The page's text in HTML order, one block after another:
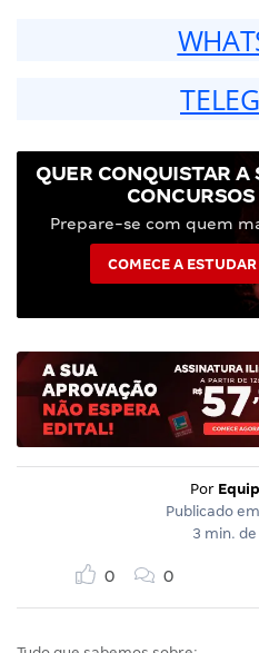
QUER CONQUISTAR A
Prepare-se com quem
COMECE A
Por
Publicado em
3 min.
0 0